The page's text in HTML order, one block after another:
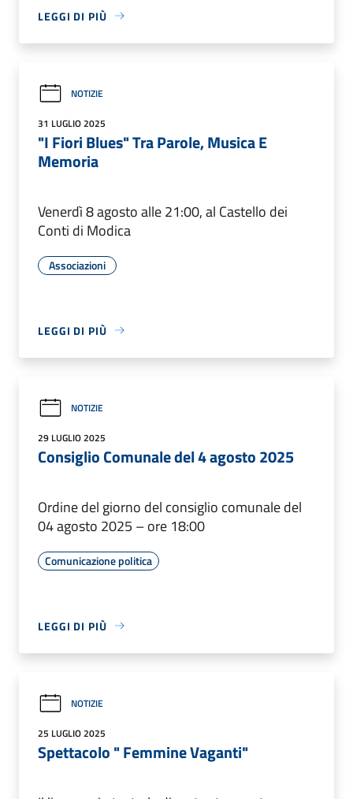
LEGGI DI PIÙ
NOTIZIE
31 LUGLIO 2025
"I Fiori Blues" Tra Parole, Musica E
Memoria
Venerdì 8 agosto alle 21:00, al Castello dei
Conti di Modica
Associazioni
LEGGI DI PIÙ
NOTIZIE
29 LUGLIO 2025
Consiglio Comunale del 4 agosto 2025
Ordine del giorno del consiglio comunale del
04 agosto 2025 – ore 18:00
Comunicazione politica
LEGGI DI PIÙ
NOTIZIE
25 LUGLIO 2025
Spettacolo " Femmine Vaganti"